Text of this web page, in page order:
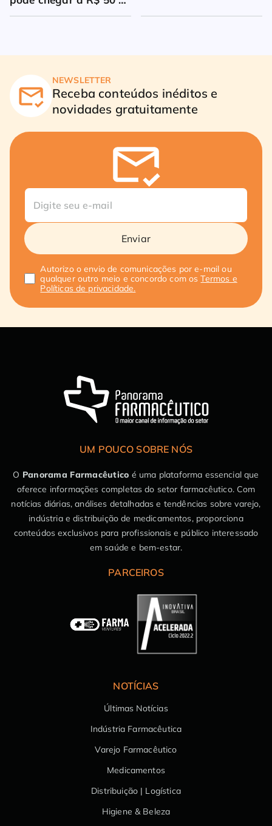
milhões
NEWSLETTER
Receba conteúdos inéditos e
novidades gratuitamente
Enviar
Autorizo o envio de comunicações por e-mail ou
qualquer outro meio e concordo com osTermos e
Políticas de privacidade.
UM POUCO SOBRE NÓS
O Panorama Farmacêutico é uma plataforma essencial que
oferece informações completas do setor farmacêutico. Com
notícias diárias, análises detalhadas e tendências sobre varejo,
indústria e distribuição de medicamentos, proporciona
conteúdos exclusivos para profissionais e público interessado
em saúde e bem-estar.
PARCEIROS
NOTÍCIAS
Últimas Notícias
Indústria Farmacêutica
Varejo Farmacêutico
Medicamentos
Distribuição | Logística
Higiene & Beleza